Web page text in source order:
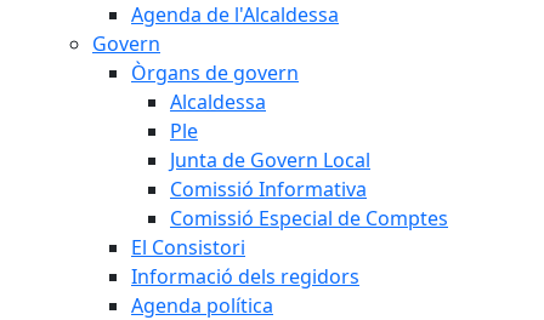
Agenda de l'Alcaldessa
Govern
Òrgans de govern
Alcaldessa
Ple
Junta de Govern Local
Comissió Informativa
Comissió Especial de Comptes
El Consistori
Informació dels regidors
Agenda política